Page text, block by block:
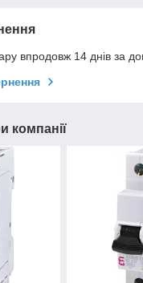
впродовж 14 днів за
компанії